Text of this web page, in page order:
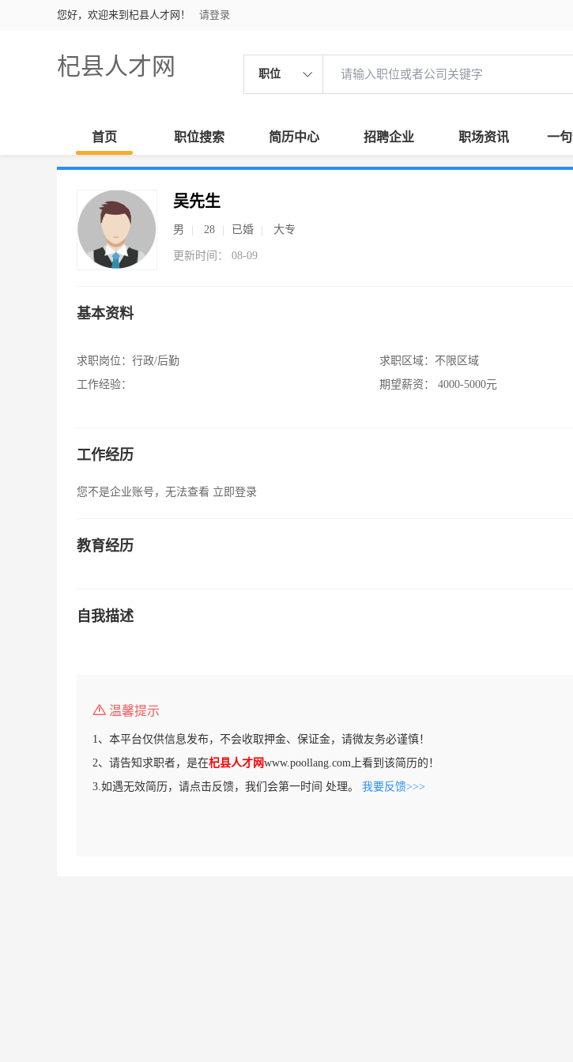
您好，欢迎来到杞县人才网！ 请登录
杞县人才网 职位
首页 职位搜索 简历中心 招聘企业 职场资讯 一
吴先生
男 28 已婚 大专
更新时间： 08-09
基本资料
求职岗位： 行政/后勤
工作经验：
求职区域： 不限区域
期望薪资：
4000-5000元
工作经历
您不是企业账号，无法查看 立即登录
教育经历
自我描述
温馨提示
1、本平台仅供信息发布，不会收取押金、保证金，请微友务必谨慎！
2、请告知求职者，是在杞县人才网www.poollang.com上看到该简历的！
3.如遇无效简历，请点击反馈，我们会第一时间 处理。 我要反馈>>>